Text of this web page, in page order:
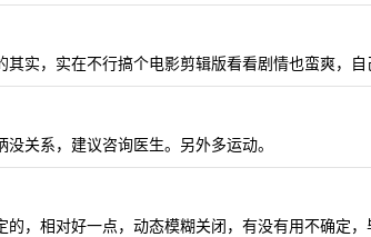
其实，实在不行搞个电影剪辑版看看剧情也蛮爽，
关系，建议咨询医生。另外多运动。
，相对好一点，动态模糊关闭，有没有用不确定，